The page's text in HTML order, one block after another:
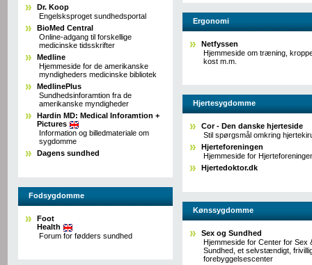
Dr. Koop
Engelsksproget sundhedsportal
BioMed Central
Online-adgang til forskellige
medicinske tidsskrifter
Medline
Hjemmeside for de amerikanske
myndigheders medicinske bibliotek
MedlinePlus
Sundhedsinforamtion fra de
amerikanske myndigheder
Hardin MD: Medical Inforamtion +
Pictures
Information og billedmateriale om
sygdomme
Dagens sundhed
Fodsygdomme
Foot
Health
Forum for fødders sundhed
Ergonomi
Netfyssen
Hjemmeside om træning,
kost m.m.
Hjertesygdomme
Cor - Den danske hjerteside
Stil spørgsmål omkring
Hjerteforeningen
Hjemmeside for
Hjertedoktor.dk
Kønssygdomme
Sex og Sundhed
Hjemmeside for Center for Sex
Sundhed, et selvstændigt,
forebyggelsescenter